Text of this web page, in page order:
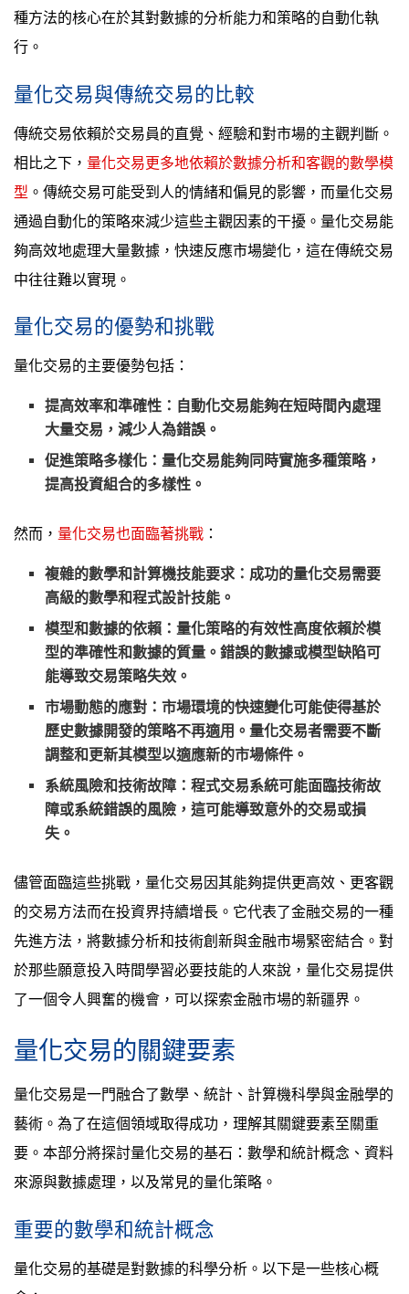
種方法的核心在於其對數據的分析能力和策略的自動化執
行。
量化交易與傳統交易的比較
傳統交易依賴於交易員的直覺、經驗和對市場的主觀判斷。
相比之下， 量化交易更多地依賴於數據分析和客觀的數學模
型 。傳統交易可能受到人的情緒和偏見的影響，而量化交易
通過自動化的策略來減少這些主觀因素的干擾。量化交易能
夠高效地處理大量數據，快速反應市場變化，這在傳統交易
中往往難以實現。
量化交易的優勢和挑戰
量化交易的主要優勢包括：
提高效率和準確性 ：自動化交易能夠在短時間內處理
大量交易，減少人為錯誤。
促進策略多樣化 ：量化交易能夠同時實施多種策略，
提高投資組合的多樣性。
然而， 量化交易也面臨著挑戰 ：
複雜的數學和計算機技能要求 ：成功的量化交易需要
高級的數學和程式設計技能。
模型和數據的依賴 ：量化策略的有效性高度依賴於模
型的準確性和數據的質量。錯誤的數據或模型缺陷可
能導致交易策略失效。
市場動態的應對 ：市場環境的快速變化可能使得基於
歷史數據開發的策略不再適用。量化交易者需要不斷
調整和更新其模型以適應新的市場條件。
系統風險和技術故障 ：程式交易系統可能面臨技術故
障或系統錯誤的風險，這可能導致意外的交易或損
失。
儘管面臨這些挑戰，量化交易因其能夠提供更高效、更客觀
的交易方法而在投資界持續增長。它代表了金融交易的一種
先進方法，將數據分析和技術創新與金融市場緊密結合。對
於那些願意投入時間學習必要技能的人來說，量化交易提供
了一個令人興奮的機會，可以探索金融市場的新疆界。
量化交易的關鍵要素
量化交易是一門融合了數學、統計、計算機科學與金融學的
藝術。為了在這個領域取得成功，理解其關鍵要素至關重
要。本部分將探討量化交易的基石：數學和統計概念、資料
來源與數據處理，以及常見的量化策略。
重要的數學和統計概念
量化交易的基礎是對數據的科學分析。以下是一些核心概